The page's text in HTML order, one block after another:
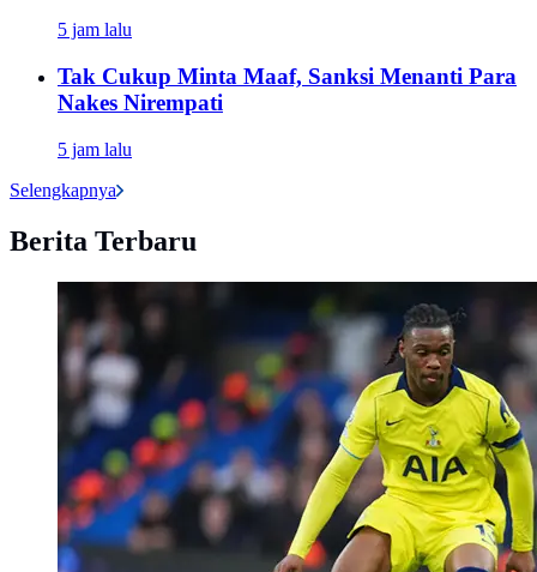
5 jam lalu
Tak Cukup Minta Maaf, Sanksi Menanti Para
Nakes Nirempati
5 jam lalu
Selengkapnya
Berita Terbaru